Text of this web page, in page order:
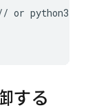
or python311
する